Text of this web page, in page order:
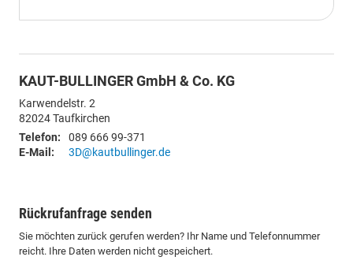
KAUT-BULLINGER GmbH & Co. KG
Karwendelstr. 2
82024Taufkirchen
Telefon:
089 666 99-371
E-Mail:
3D@kautbullinger.de
Rückrufanfrage senden
Sie möchten zurück gerufen werden? Ihr Name und Telefonnummer
reicht. Ihre Daten werden nicht gespeichert.